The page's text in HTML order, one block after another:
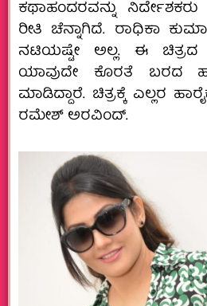
ಕಥಾಹಂದರವನ್ನು
ರೀತಿ ಚೆನ್ನಾಗಿದೆ. ರಾಧಿಕಾ
ನಟಿಯಷ್ಟೇ ಅಲ್ಲ‌.‌ ಈ ಚಿತ್ರದ
ಯಾವುದೇ ಕೊರತೆ ಬರದ
ಮಾಡಿದ್ದಾರೆ. ಚಿತ್ರಕ್ಕೆ ಎಲ್ಲರ
ರಮೇಶ್ ಅರವಿಂದ್.